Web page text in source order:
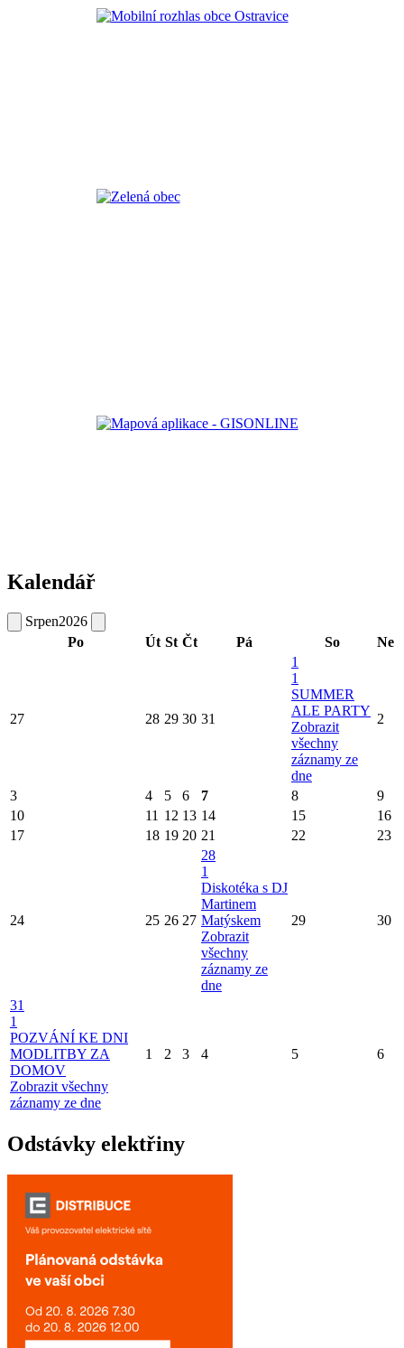
Kalendář
Srpen2026
Po
Út St Čt Pá So Ne
27 28 29 30 31
1
1
SUMMER
ALE PARTY
Zobrazit
všechny
záznamy ze
dne
2
3 4 5 6 7 8
9
10
11 12 13 14 15
16
17
18 19 20 21 22 23
24 25 26 27
28
1
Diskotéka s DJ
Martinem
Matýskem
Zobrazit
všechny
záznamy ze
dne
29 30
31
1
POZVÁNÍ KE DNI
MODLITBY ZA
DOMOV
Zobrazit všechny
záznamy ze dne
1 2 3 4 5 6
Odstávky elektřiny